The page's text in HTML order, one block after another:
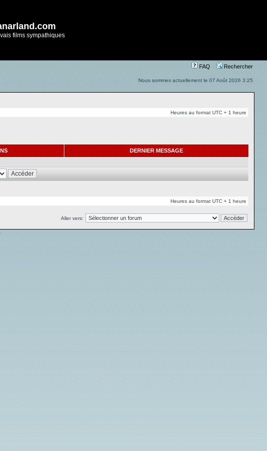
films sympathiques
FAQ Rechercher
Nous sommes actuellement le 07 Août 2026 3:25
Heures au format UTC + 1 heure
DERNIER MESSAGE
Heures au format UTC + 1 heure
Aller vers: